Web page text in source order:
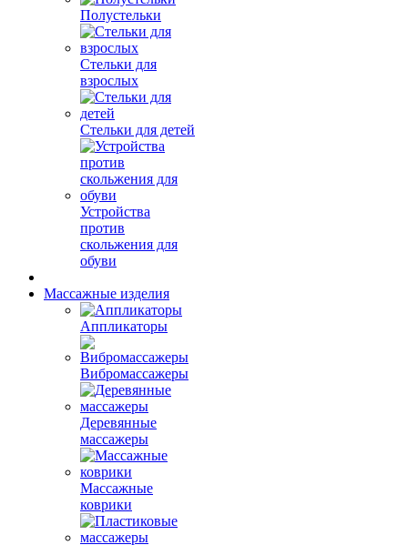
Полустельки
Стельки для
взрослых
Стельки для детей
Устройства
против
скольжения для
обуви
Массажные изделия
Аппликаторы
Вибромассажеры
Деревянные
массажеры
Массажные
коврики